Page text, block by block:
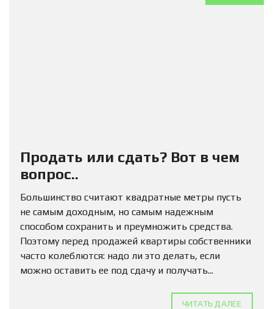
Продать или сдать? Вот в чем
вопрос..
Большинство считают квадратные метры пусть
не самым доходным, но самым надежным
способом сохранить и преумножить средства.
Поэтому перед продажей квартиры собственники
часто колеблются: надо ли это делать, если
можно оставить ее под сдачу и получать...
ЧИТАТЬ ДАЛЕЕ